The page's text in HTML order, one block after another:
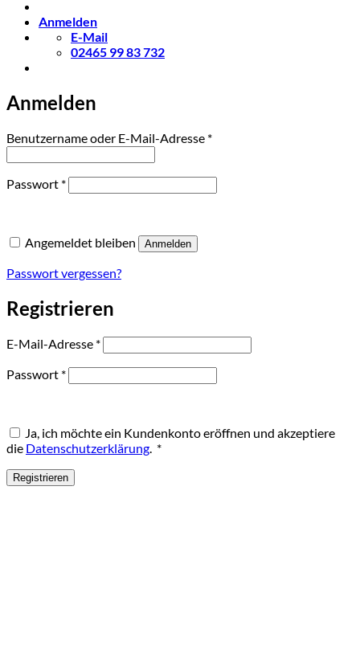
Anmelden
E-Mail
02465 99 83 732
Anmelden
Benutzername oder E-Mail-Adresse *Erforderlich
Passwort *Erforderlich
Angemeldet bleiben Anmelden
Passwort vergessen?
Registrieren
E-Mail-Adresse *Erforderlich
Passwort *Erforderlich
Ja, ich möchte ein Kundenkonto eröffnen und akzeptiere
die Datenschutzerklärung. *Erforderlich
Registrieren